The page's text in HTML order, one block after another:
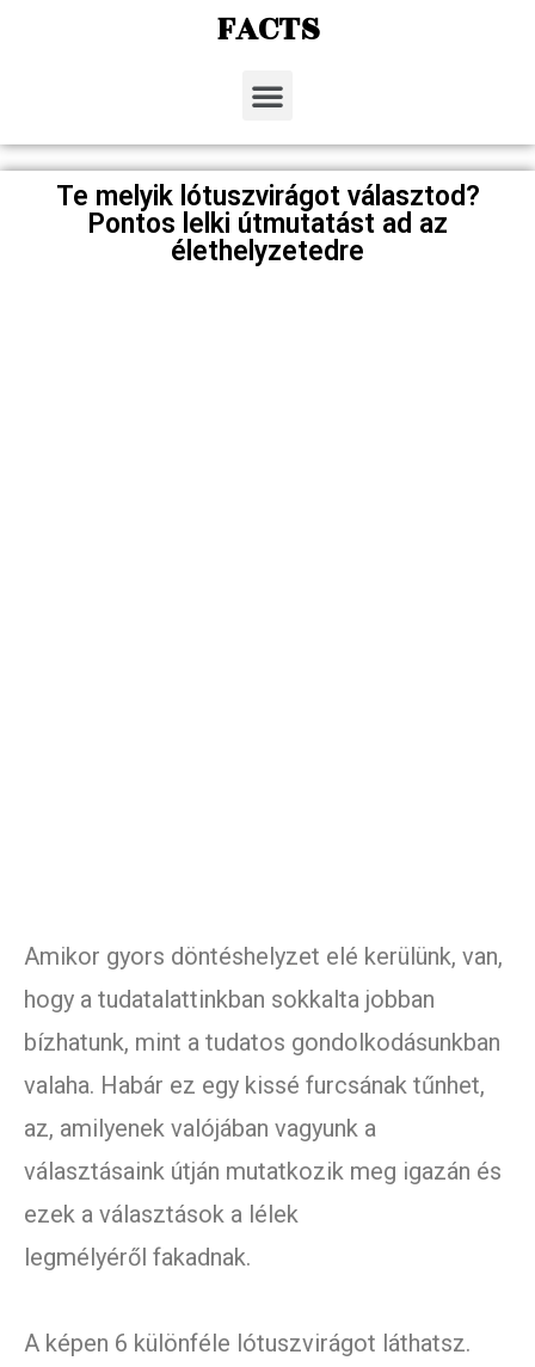
FACTS
Te melyik lótuszvirágot választod?
Pontos lelki útmutatást ad az
élethelyzetedre
Amikor gyors döntéshelyzet elé kerülünk, van,
hogy a tudatalattinkban sokkalta jobban
bízhatunk, mint a tudatos gondolkodásunkban
valaha. Habár ez egy kissé furcsának tűnhet,
az, amilyenek valójában vagyunk a
választásaink útján mutatkozik meg igazán és
ezek a választások a lélek
legmélyéről fakadnak.
A képen 6 különféle lótuszvirágot láthatsz.